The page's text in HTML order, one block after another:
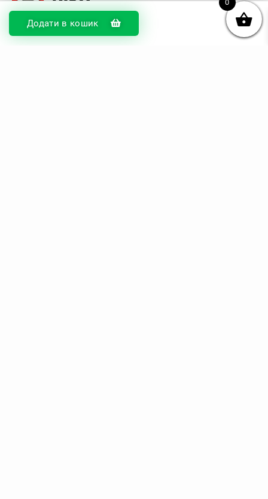
Додати в кошик
0